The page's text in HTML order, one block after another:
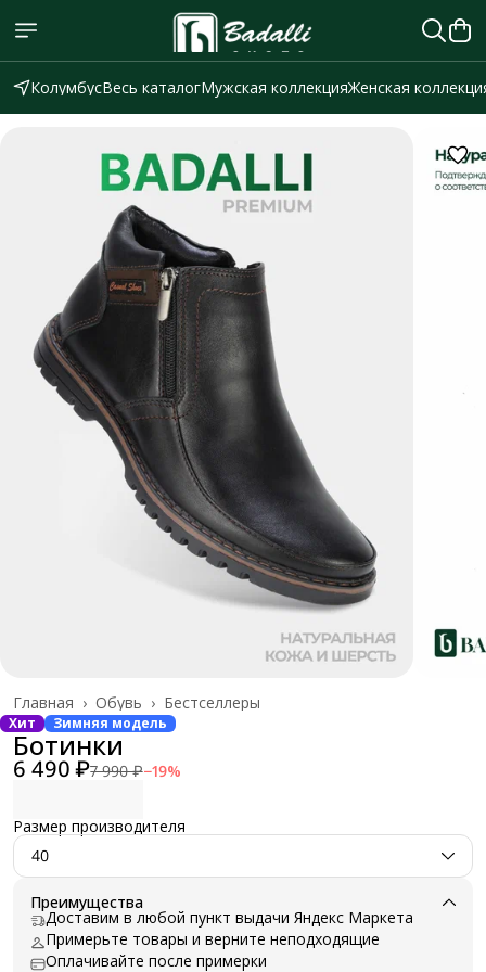
КолумбусВесь каталогМужская коллекцияЖенская
Бестселлеры
Обувь ›
Главная ›
Хит Зимняя модель
Ботинки
6 490 ₽7 990 ₽−19%
Размер производителя
40
Преимущества
Доставим в любой пункт выдачи Яндекс Маркета
Примерьте товары и верните неподходящие
Оплачивайте после примерки